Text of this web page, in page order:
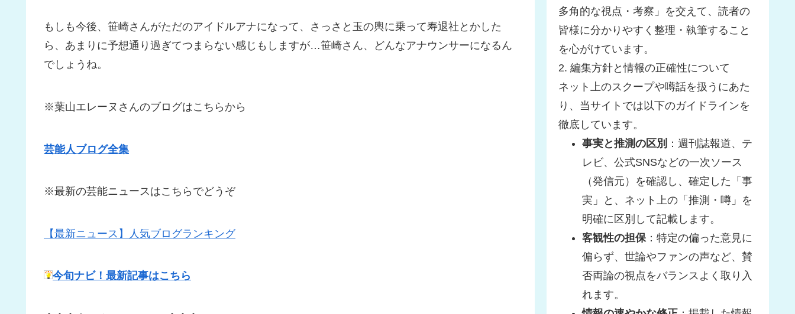
もしも今後、笹崎さんがただのアイドルアナになって、さっさと玉の輿に乗って寿退社とかした
ら、あまりに予想通り過ぎてつまらない感じもしますが…笹崎さん、どんなアナウンサーになるん
でしょうね。
※葉山エレーヌさんのブログはこちらから
芸能人ブログ全集
※最新の芸能ニュースはこちらでどうぞ
【最新ニュース】人気ブログランキング
今旬ナビ！最新記事はこちら
多角的な視点・考察」を交えて、読者の
皆様に分かりやすく整理・執筆すること
を心がけています。
2. 編集方針と情報の正確性について
ネット上のスクープや噂話を扱うにあた
り、当サイトでは以下のガイドラインを
徹底しています。
事実と推測の区別 ：週刊誌報道、テ
レビ、公式SNSなどの一次ソース
（発信元）を確認し、確定した「事
実」と、ネット上の「推測・噂」を
明確に区別して記載します。
客観性の担保 ：特定の偏った意見に
偏らず、世論やファンの声など、賛
否両論の視点をバランスよく取り入
れます。